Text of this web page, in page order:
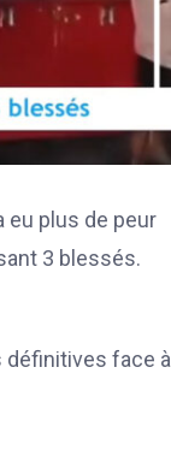
eu plus de peur
3 blessés.
définitives face à